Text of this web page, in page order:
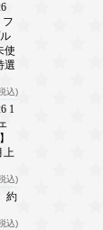
フ
使
選
込)
1
上
込)
約
込)